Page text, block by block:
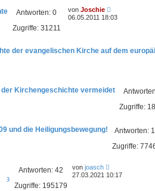
Antworten: 0
Zugriffe: 31211
von Joschie
06.05.2011 18:03
der evangelischen Kirche auf dem
Kirchengeschichte vermeidet
Zugriffe:
und die Heiligungsbewegung! Antworten:
Zugriffe:
3
Antworten: 42
Zugriffe: 195179
von joasch
27.03.2021 10:17